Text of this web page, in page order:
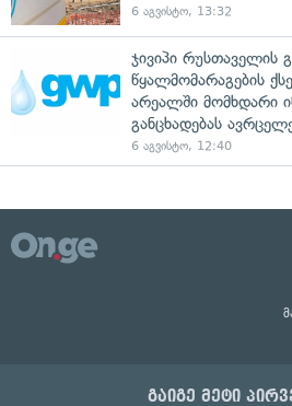
6 აგვისტო, 13:32
ჯივიპი რუსთაველის
წყალმომარაგების
არეალში მომხდარი
განცხადებას
6 აგვისტო, 12:40
გაიგე მეტი